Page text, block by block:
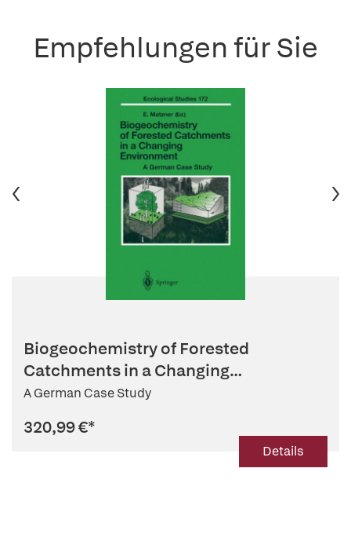
Empfehlungen für Sie
Biogeochemistry of Forested
Catchments in a Changing
Environment
A German Case Study
320,99 €*
Details